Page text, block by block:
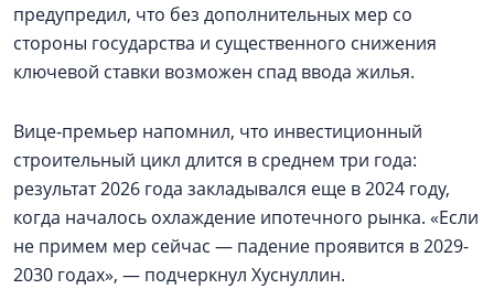
предупредил, что без дополнительных мер со
стороны государства и существенного снижения
ключевой ставки возможен спад ввода жилья.
Вице‑премьер напомнил, что инвестиционный
строительный цикл длится в среднем три года:
результат 2026 года закладывался еще в 2024 году,
когда началось охлаждение ипотечного рынка. «Если
не примем мер сейчас — падение проявится в 2029-
2030 годах», — подчеркнул Хуснуллин.